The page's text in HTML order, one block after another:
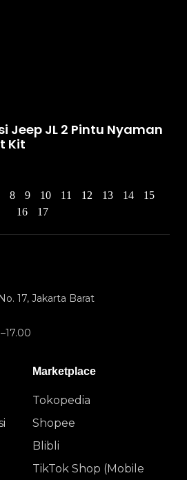
Jeep JL 2 Pintu Nyaman
Kit
8 9 10 11 12 13 14
15
16
17
17, Jakarta Barat
Marketplace
Tokopedia
Shopee
Blibli
TikTok Shop (Mobile